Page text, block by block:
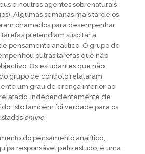
e noutros agentes sobrenaturais
Algumas semanas mais tarde os
chamados para desempenhar
pretendiam suscitar a
pensamento analítico. O grupo de
outras tarefas que não
Os estudantes que não
grupo de controlo relataram
um grau de crença inferior ao
independentemente de
Isto também foi verdade para os
online.
do pensamento analítico,
responsável pelo estudo, é uma